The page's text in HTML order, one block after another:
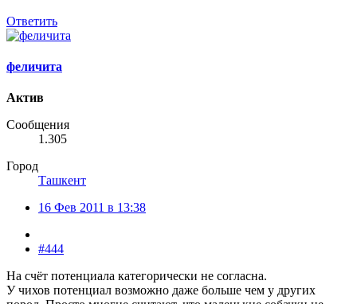
Ответить
феличита
Актив
Сообщения
1.305
Город
Ташкент
16 Фев 2011 в 13:38
#444
На счёт потенциала категорически не согласна.
У чихов потенциал возможно даже больше чем у других